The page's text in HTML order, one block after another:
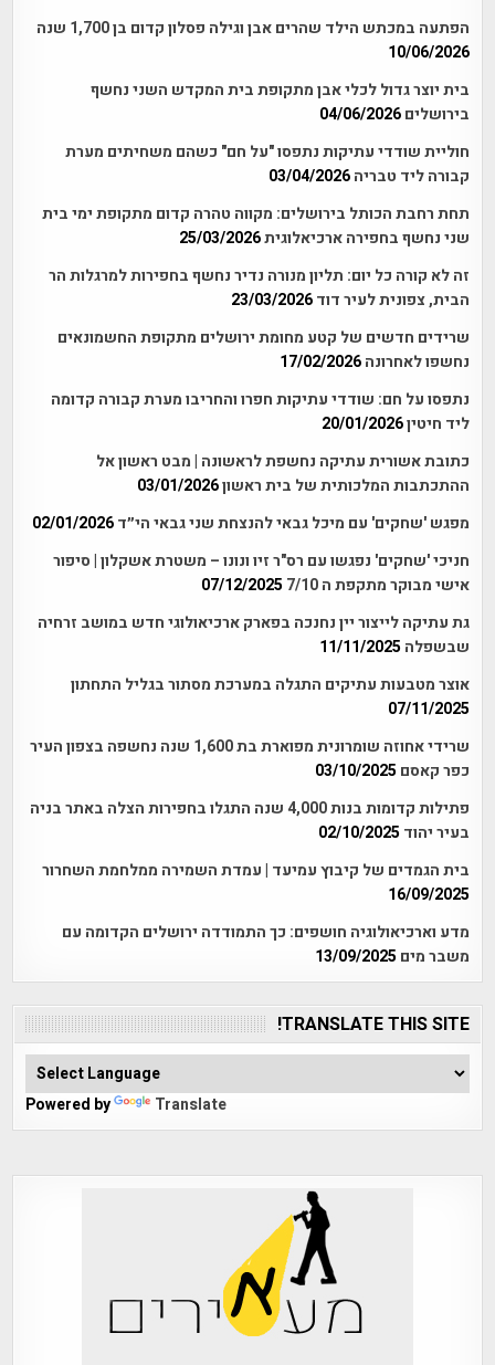
הפתעה במכתש הילד שהרים אבן וגילה פסלון קדום בן 1,700 שנה
10/06/2026
בית יוצר גדול לכלי אבן מתקופת בית המקדש השני נחשף
בירושלים 04/06/2026
חוליית שודדי עתיקות נתפסו "על חם" כשהם משחיתים מערת
קבורה ליד טבריה 03/04/2026
תחת רחבת הכותל בירושלים: מקווה טהרה קדום מתקופת ימי בית
שני נחשף בחפירה ארכיאלוגית25/03/2026
זה לא קורה כל יום: תליון מנורה נדיר נחשף בחפירות למרגלות הר
הבית, צפונית לעיר דוד 23/03/2026
שרידים חדשים של קטע מחומת ירושלים מתקופת החשמונאים
נחשפו לאחרונה 17/02/2026
נתפסו על חם: שודדי עתיקות חפרו והחריבו מערת קבורה קדומה
ליד חיטין20/01/2026
כתובת אשורית עתיקה נחשפת לראשונה | מבט ראשון אל
ההתכתבות המלכותית של בית ראשון03/01/2026
מפגש 'שחקים' עם מיכל גבאי להנצחת שני גבאי הי״ד 02/01/2026
חניכי 'שחקים' נפגשו עם רס"ר זיו ונונו – משטרת אשקלון | סיפור
אישי מבוקר מתקפת ה 7/10
07/12/2025
גת עתיקה לייצור יין נחנכה בפארק ארכיאולוגי חדש במושב זרחיה
שבשפלה 11/11/2025
אוצר מטבעות עתיקים התגלה במערכת מסתור בגליל התחתון
07/11/2025
שרידי אחוזה שומרונית מפוארת בת 1,600 שנה נחשפה בצפון העיר
כפר קאסם 03/10/2025
פתילות קדומות בנות 4,000 שנה התגלו בחפירות הצלה באתר בניה
בעיר יהוד 02/10/2025
בית הגמדים של קיבוץ עמיעד | עמדת השמירה ממלחמת השחרור
16/09/2025
מדע וארכיאולוגיה חושפים: כך התמודדה ירושלים הקדומה עם
משבר מים 13/09/2025
TRANSLATE THIS SITE!
Powered by Translate